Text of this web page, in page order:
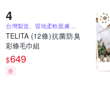
台灣製造、質地柔軟親膚不刺激
TELITA (12條)抗菌防臭
彩條毛巾組
$649
券